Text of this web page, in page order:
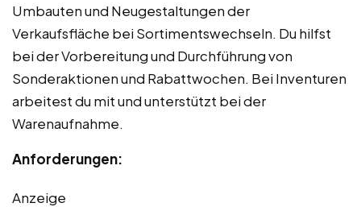
Umbauten und Neugestaltungen der
Verkaufsfläche bei Sortimentswechseln. Du hilfst
bei der Vorbereitung und Durchführung von
Sonderaktionen und Rabattwochen. Bei Inventuren
arbeitest du mit und unterstützt bei der
Warenaufnahme.
Anforderungen:
Anzeige